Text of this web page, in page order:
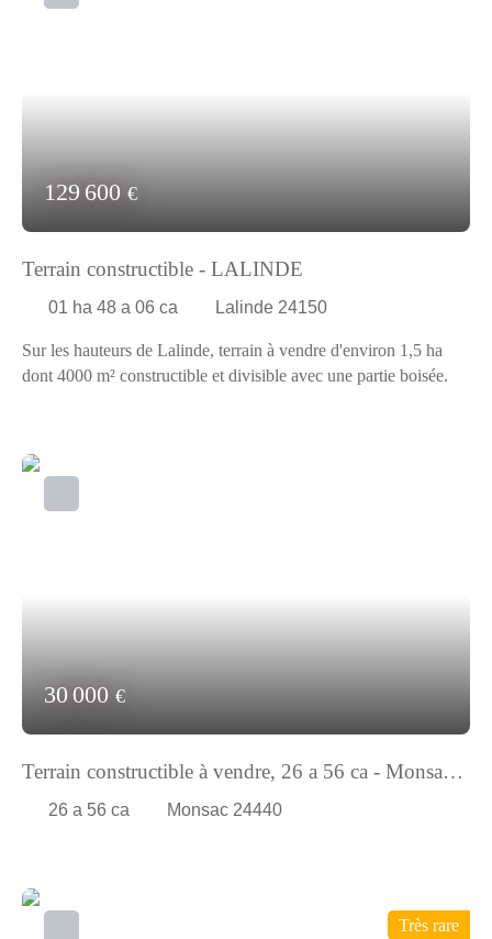
129 600 €
Terrain constructible - LALINDE
01 ha 48 a 06 ca Lalinde 24150
Sur les hauteurs de Lalinde, terrain à vendre d'environ 1,5 ha
dont 4000 m² constructible et divisible avec une partie boisée.
30 000 €
Terrain constructible à vendre, 26 a 56 ca - Monsac
24440
26 a 56 ca Monsac 24440
Très rare